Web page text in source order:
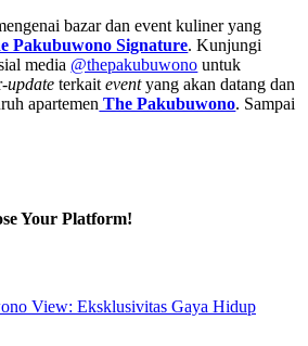
bazar dan event kuliner yang
Pakubuwono Signature. Kunjungi
media @thepakubuwono untuk
update terkaiteventyang akan datang dan
apartemen The Pakubuwono. Sampai
Your Platform!